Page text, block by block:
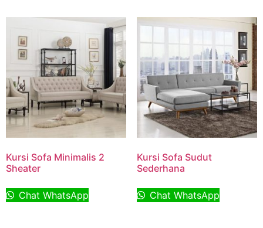
Kursi Sofa Minimalis 2
Sheater
Chat WhatsApp
Kursi Sofa Sudut
Sederhana
Chat WhatsApp